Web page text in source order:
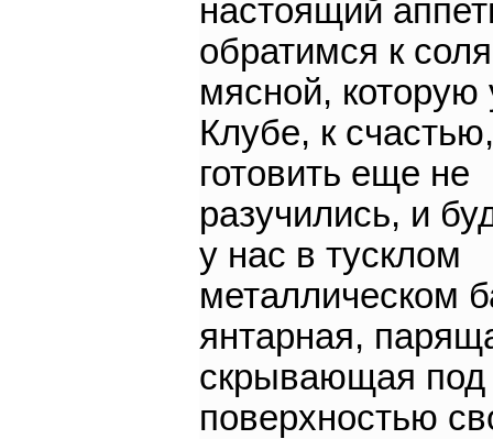
настоящий
обратимся к
мясной, которую
Клубе, к счастью,
готовить еще не
разучились, и
у нас в тусклом
металлическом
янтарная,
скрывающая под
поверхностью